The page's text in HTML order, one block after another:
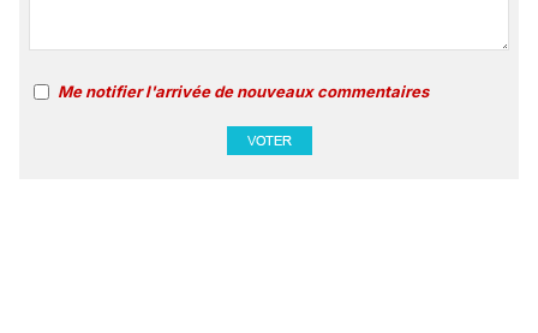
Me notifier l'arrivée de nouveaux commentaires